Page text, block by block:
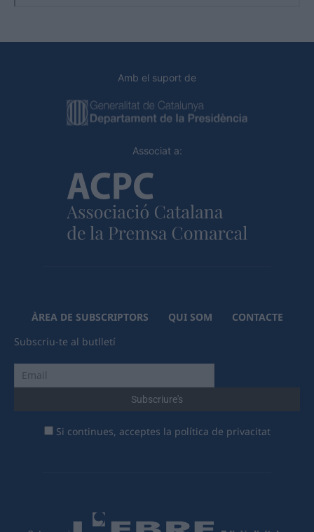
Amb el suport de
Associat a:
ÀREA DE SUBSCRIPTORS QUI SOM
CONTACTE
Subscriu-te al butlletí
Si continues, acceptes la política de privacitat